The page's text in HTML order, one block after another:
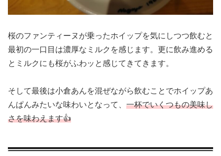
桜のファンティーヌが乗ったホイップを気にしつつ飲むと
最初の一口目は濃厚なミルクを感じます。更に飲み進める
とミルクにも桜がふわッと感じてきてきます。
そして最後は小倉あんを混ぜながら飲むことでホイップあ
んぱんみたいな味わいとなって、 一杯でいくつもの美味し
さを味わえます👍